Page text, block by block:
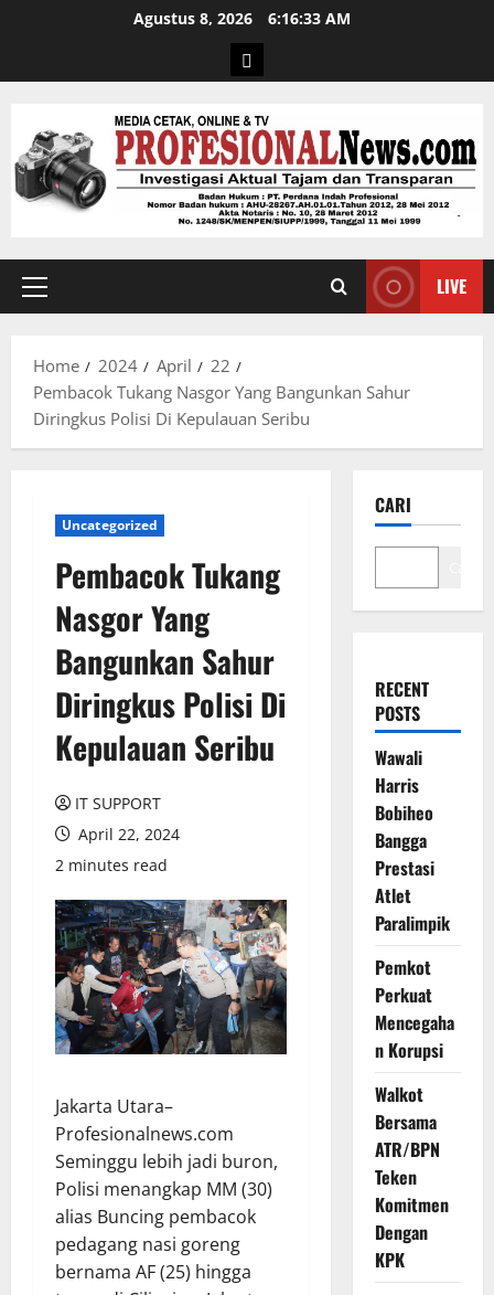
Agustus 8, 2026 6:16:34 AM
LIVE
Home 2024 April
22
Pembacok Tukang Nasgor Yang Bangunkan Sahur
Diringkus Polisi Di Kepulauan Seribu
Uncategorized
Pembacok Tukang
Nasgor Yang
Bangunkan Sahur
Diringkus Polisi Di
Kepulauan Seribu
IT SUPPORT
April 22, 2024
2 minutes read
Jakarta Utara–
Profesionalnews.com
Seminggu lebih jadi buron,
Polisi menangkap MM (30)
alias Buncing pembacok
pedagang nasi goreng
bernama AF (25) hingga
CARI
RECENT
POSTS
Wawali
Harris
Bobiheo
Bangga
Prestasi
Atlet
Paralimpik
Pemkot
Perkuat
Mencegaha
n Korupsi
Walkot
Bersama
ATR/BPN
Teken
Komitmen
Dengan
KPK